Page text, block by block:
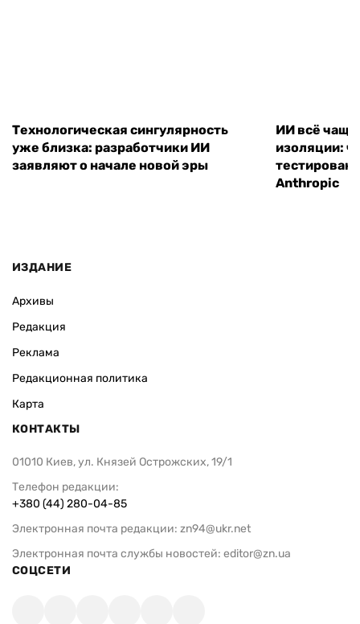
Технологическая сингулярность
уже близка: разработчики ИИ
заявляют о начале новой эры
ИИ всё
изоляции:
Anthropic
ИЗДАНИЕ
Архивы
Редакция
Реклама
Редакционная политика
Карта
КОНТАКТЫ
01010 Киев, ул. Князей Острожских, 19/1
Телефон редакции:
+380 (44) 280-04-85
Электронная почта редакции: zn94@ukr.net
Электронная почта службы новостей: editor@zn.ua
СОЦСЕТИ